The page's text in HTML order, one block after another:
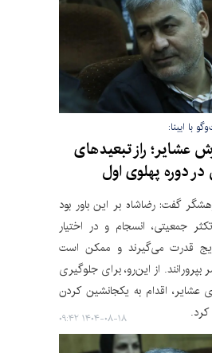
با ایبنا:
عشایر؛ راز تبعیدهای
دوره پهلوی اول
گفت: رضاشاه بر این باور بود
جمعیتی، انسجام و در اختیار
قدرت می‌گیرند و ممکن است
از این‌رو، برای جلوگیری
عشایر، اقدام به یکجانشین کردن
۱۴۰۴-۰۸-۱۸ ۰۹:۴۲